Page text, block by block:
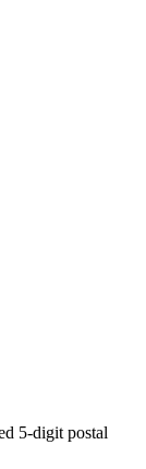
5-digit postal